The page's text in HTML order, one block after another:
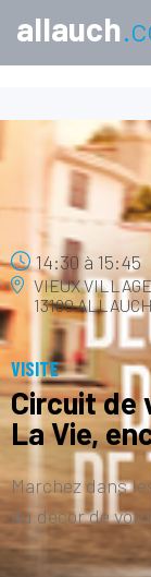
allauch
14:30 à15:45
VIEUX VILLAGE
13190 ALLAUCH
VISITE
Circuit de
La Vie,
Marchez dans
du décor de